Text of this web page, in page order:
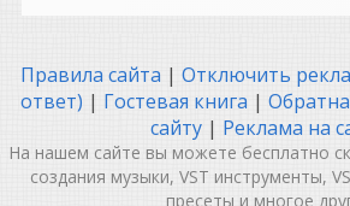
Heavy
написал 08.08.2026 в 19:57
Кряка нет, кем "вылечено"
непонятно, кнопки "извлечь
Правила сайта | Отключить
ответ) | Гостевая книга |
сайту | Реклама на
На нашем сайте вы можете бесплатно
создания музыки, VST инструменты,
пресеты и многое